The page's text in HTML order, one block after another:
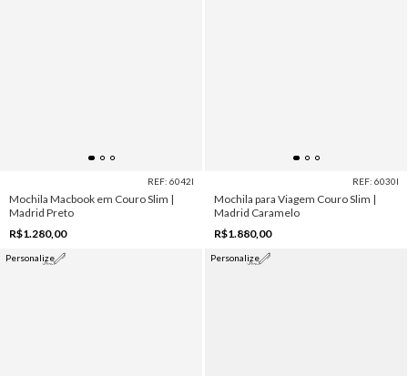
REF: 6042I
Mochila Macbook em Couro Slim |
Madrid Preto
R$1.280,00
REF: 6030I
Mochila para Viagem Couro Slim |
Madrid Caramelo
R$1.880,00
Personalize Personalize